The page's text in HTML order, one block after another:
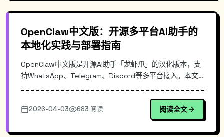
OpenClaw中文版：开源多平台AI助手的
本地化实践与部署指南
OpenClaw中文版是开源AI助手「龙虾爪」的汉化版本，支
持WhatsApp、Telegram、Discord等多平台接入。本文
用方式，提供详细的安装部署步骤和配置示例，帮助开发者
快速搭建私有AI对话服务。
2026-04-03 683 阅读 阅读全文